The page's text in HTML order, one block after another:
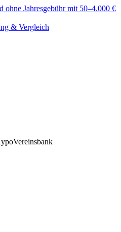
ohne Jahresgebühr mit 50–4.000 €
& Vergleich